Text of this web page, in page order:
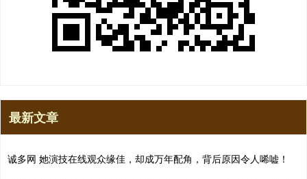
最新文章
诚多网 她演技在线观众缘佳，却成万年配角，背后原因令人唏嘘！